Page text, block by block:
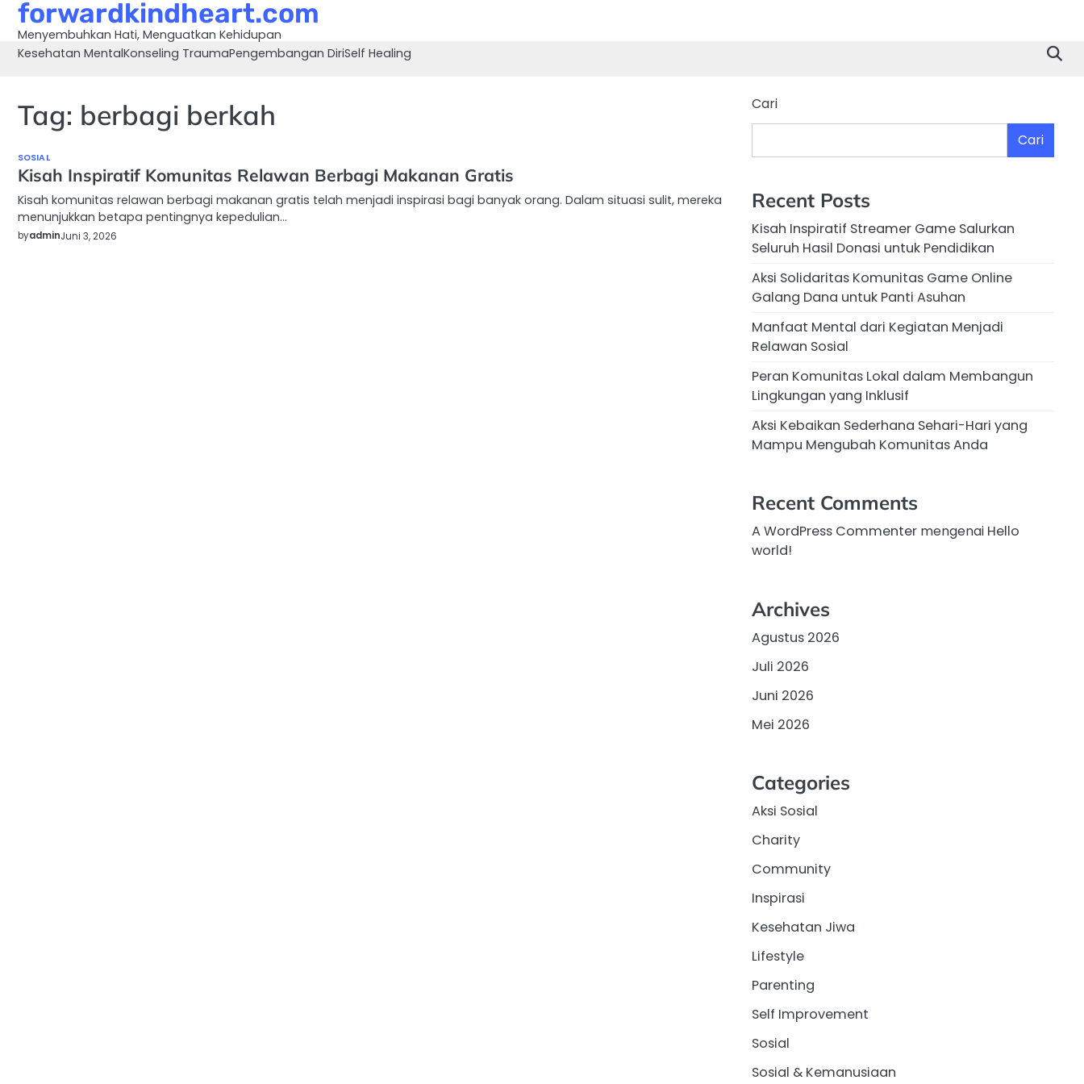
Skip
content
forwardkindheart.com
Menyembuhkan Hati, Menguatkan Kehidupan
Kesehatan MentalKonseling TraumaPengembangan DiriSelf Healing
Tag: berbagi berkah
SOSIAL
Kisah Inspiratif Komunitas Relawan Berbagi Makanan Gratis
Kisah komunitas relawan berbagi makanan gratis telah menjadi inspirasi bagi banyak orang. Dalam situasi sulit, mereka
menunjukkan betapa pentingnya kepedulian…
byadminJuni 3, 2026
Cari
Cari
Recent Posts
Kisah Inspiratif Streamer Game Salurkan
Seluruh Hasil Donasi untuk Pendidikan
Aksi Solidaritas Komunitas Game Online
Galang Dana untuk Panti Asuhan
Manfaat Mental dari Kegiatan Menjadi
Relawan Sosial
Peran Komunitas Lokal dalam Membangun
Lingkungan yang Inklusif
Aksi Kebaikan Sederhana Sehari-Hari yang
Mampu Mengubah Komunitas Anda
Recent Comments
A WordPress Commenter mengenai Hello
world!
Archives
Agustus 2026
Juli 2026
Juni 2026
Mei 2026
Categories
Aksi Sosial
Charity
Community
Inspirasi
Kesehatan Jiwa
Lifestyle
Parenting
Self Improvement
Sosial
Sosial & Kemanusiaan